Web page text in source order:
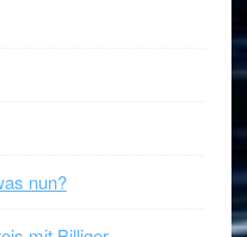
nun?